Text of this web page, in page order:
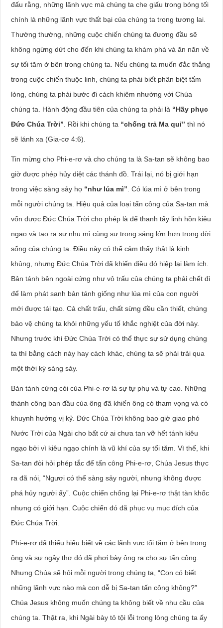
đấu rằng, những lãnh vực mà chúng ta che giấu trong bóng tối
chính là những lãnh vực thất bại của chúng ta trong tương lai.
Thường thường, những cuộc chiến chúng ta đương đầu sẽ
không ngừng dứt cho đến khi chúng ta khám phá và ăn năn về
sự tối tăm ở bên trong chúng ta. Nếu chúng ta muốn đắc thắng
trong cuộc chiến thuộc linh, chúng ta phải biết phân biệt tấm
lòng, chúng ta phải bước đi cách khiêm nhường với Chúa
chúng ta. Hành động đầu tiên của chúng ta phải là “Hãy phục
Đức Chúa Trời” . Rồi khi chúng ta “chống trả Ma quỉ” thì nó
sẽ lánh xa (Gia-cơ 4:6).
Tin mừng cho Phi-e-rơ và cho chúng ta là Sa-tan sẽ không bao
giờ được phép hủy diệt các thánh đồ. Trái lại, nó bị giới hạn
trong việc sàng sảy họ “như lúa mì” . Có lúa mì ở bên trong
mỗi người chúng ta. Hiệu quả của loại tấn công của Sa-tan mà
vốn được Đức Chúa Trời cho phép là để thanh tẩy linh hồn kiêu
ngạo và tạo ra sự nhu mì cùng sự trong sáng lớn hơn trong đời
sống của chúng ta. Điều này có thể cảm thấy thật là kinh
khủng, nhưng Đức Chúa Trời đã khiến điều đó hiệp lại làm ích.
Bản tánh bên ngoài cứng như vỏ trấu của chúng ta phải chết đi
để làm phát sanh bản tánh giống như lúa mì của con người
mới được tái tạo. Cả chất trấu, chất sừng đều cần thiết, chúng
bảo vệ chúng ta khỏi những yếu tố khắc nghiệt của đời này.
Nhưng trước khi Đức Chúa Trời có thể thực sự sử dụng chúng
ta thì bằng cách này hay cách khác, chúng ta sẽ phải trải qua
một thời kỳ sàng sảy.
Bản tánh cứng cỏi của Phi-e-rơ là sự tự phụ và tự cao. Những
thành công ban đầu của ông đã khiến ông có tham vọng và có
khuynh hướng vị kỷ. Đức Chúa Trời không bao giờ giao phó
Nước Trời của Ngài cho bất cứ ai chưa tan vỡ hết tánh kiêu
ngạo bởi vì kiêu ngạo chính là vũ khí của sự tối tăm. Vì thế, khi
Sa-tan đòi hỏi phép tắc để tấn công Phi-e-rơ, Chúa Jesus thực
ra đã nói, “Ngươi có thể sàng sảy người, nhưng không được
phá hủy người ấy”. Cuộc chiến chống lại Phi-e-rơ thật tàn khốc
nhưng có giới hạn. Cuộc chiến đó đã phục vụ mục đích của
Đức Chúa Trời.
Phi-e-rơ đã thiếu hiểu biết về các lãnh vực tối tăm ở bên trong
ông và sự ngây thơ đó đã phơi bày ông ra cho sự tấn công.
Nhưng Chúa sẽ hỏi mỗi người trong chúng ta, “Con có biết
những lãnh vực nào mà con dễ bị Sa-tan tấn công không?”
Chúa Jesus không muốn chúng ta không biết về nhu cầu của
chúng ta. Thật ra, khi Ngài bày tỏ tội lỗi trong lòng chúng ta ấy